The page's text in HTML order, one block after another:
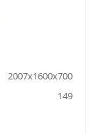
2007x1600x700
149